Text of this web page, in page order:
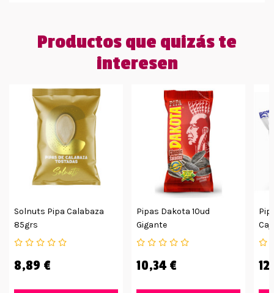
Productos que quizás te
interesen
Solnuts Pipa Calabaza
85grs
8,89 €
Pipas Dakota 10ud
Gigante
10,34 €